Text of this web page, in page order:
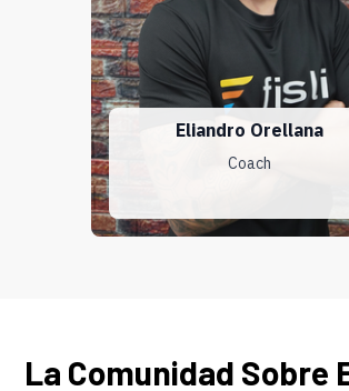
Eliandro Orellana
Coach
La Comunidad Sobre